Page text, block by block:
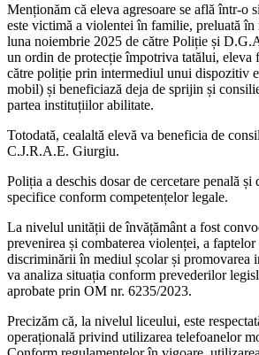
Menționăm că eleva agresoare se află într-o
este victimă a violentei în familie, preluată în
luna noiembrie 2025 de către Poliție și
un ordin de protecție împotriva tatălui, eleva
către poliție prin intermediul unui dispozitiv
mobil) și beneficiază deja de sprijin și
partea instituțiilor abilitate.
Totodată, cealaltă elevă va beneficia de
C.J.R.A.E. Giurgiu.
Poliția a deschis dosar de cercetare penală și
specifice conform competențelor legale.
La nivelul unității de învățământ a fost
prevenirea și combaterea violenței, a
discriminării în mediul școlar și promovarea
va analiza situația conform prevederilor
aprobate prin OM nr. 6235/2023.
Precizăm că, la nivelul liceului, este
operațională privind utilizarea telefoanelor